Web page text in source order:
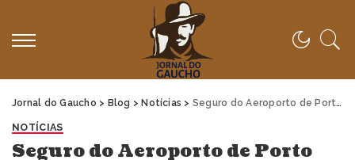
Jornal do Gaucho > Blog > Notícias > Seguro do Aeroporto de Porto Alegre com Cobertura Limitada para Enchentes
NOTÍCIAS
Seguro do Aeroporto de Porto